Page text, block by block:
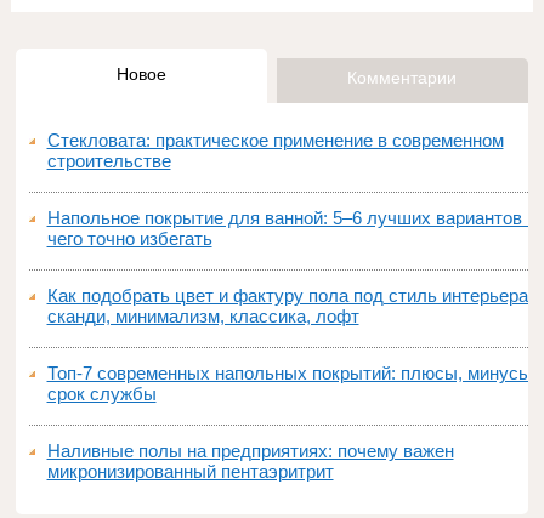
Новое Комментарии
Стекловата: практическое применение в современном
строительстве
Напольное покрытие для ванной: 5–6 лучших вариантов и
чего точно избегать
Как подобрать цвет и фактуру пола под стиль интерьера:
сканди, минимализм, классика, лофт
Топ‑7 современных напольных покрытий: плюсы, минусы,
срок службы
Наливные полы на предприятиях: почему важен
микронизированный пентаэритрит